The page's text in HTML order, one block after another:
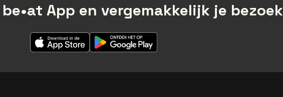
App en vergemakkelijk je bezoek